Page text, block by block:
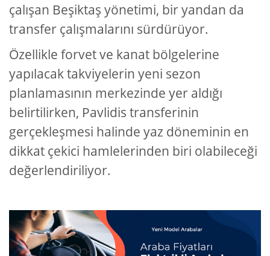
çalışan Beşiktaş yönetimi, bir yandan da
transfer çalışmalarını sürdürüyor.
Özellikle forvet ve kanat bölgelerine
yapılacak takviyelerin yeni sezon
planlamasının merkezinde yer aldığı
belirtilirken, Pavlidis transferinin
gerçekleşmesi halinde yaz döneminin en
dikkat çekici hamlelerinden biri olabileceği
değerlendiriliyor.